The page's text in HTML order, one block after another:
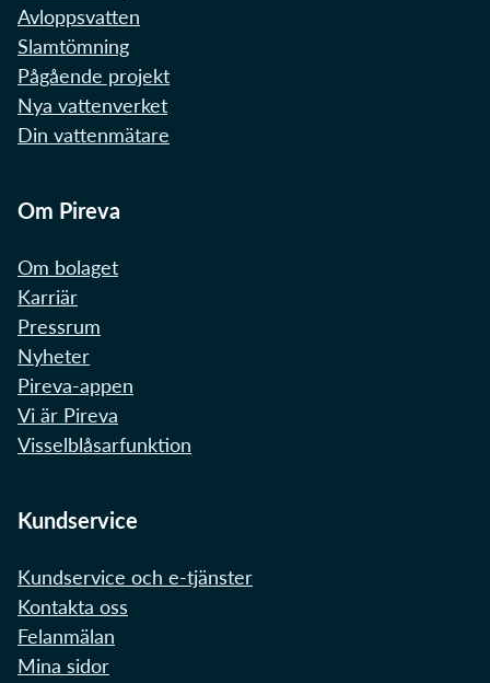
Avloppsvatten
Slamtömning
Pågående projekt
Nya vattenverket
Din vattenmätare
Om Pireva
Om bolaget
Karriär
Pressrum
Nyheter
Pireva-appen
Vi är Pireva
Visselblåsarfunktion
Kundservice
Kundservice och e-tjänster
Kontakta oss
Felanmälan
Mina sidor